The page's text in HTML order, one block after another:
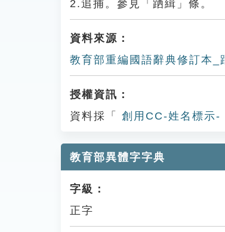
2.追捕。參見「跴緝」條。
資料來源：
教育部重編國語辭典修訂本_
授權資訊：
資料採「
創用CC-姓名標示-
教育部異體字字典
字級：
正字